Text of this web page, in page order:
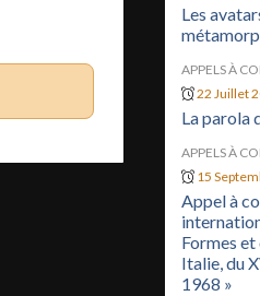
Les
APPELS À
22 Juillet
La parola
APPELS À
15
Appel à
Formes
Italie, du
1968 »